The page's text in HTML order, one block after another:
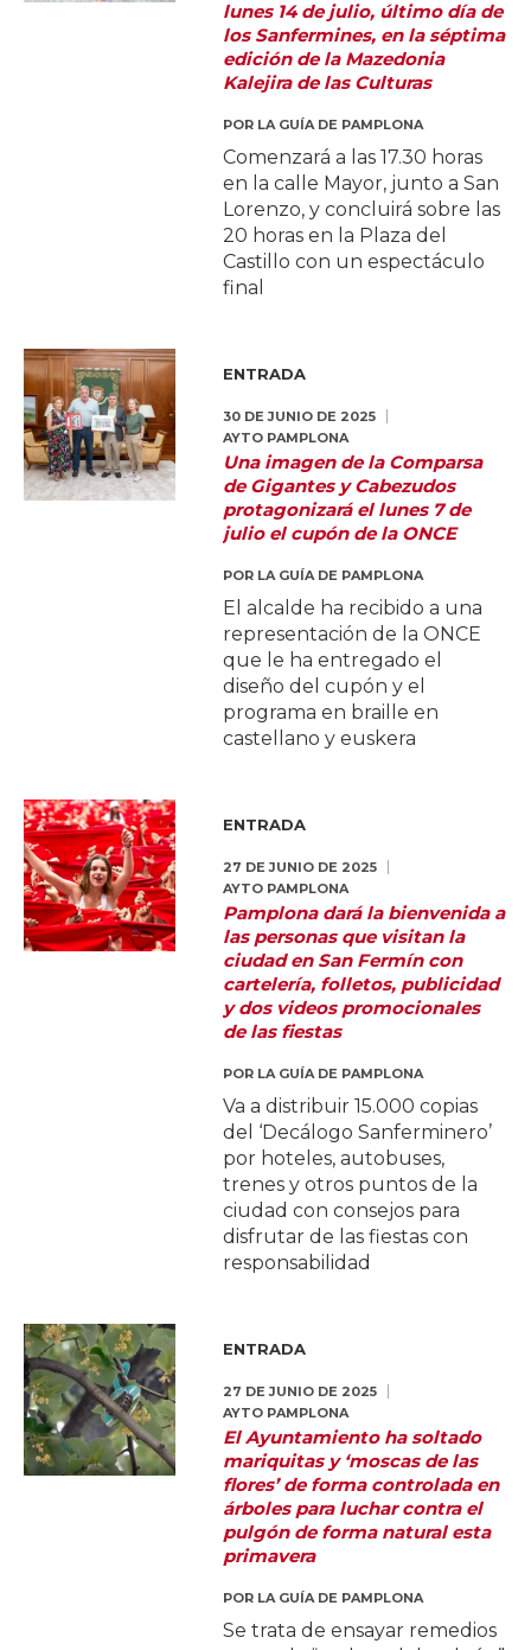
lunes 14 de julio, último día de
los Sanfermines, en la séptima
edición de la Mazedonia
Kalejira de las Culturas
POR LA GUÍA DE PAMPLONA
Comenzará a las 17.30 horas
en la calle Mayor, junto a San
Lorenzo, y concluirá sobre las
20 horas en la Plaza del
Castillo con un espectáculo
final
ENTRADA
30 DE JUNIO DE 2025
AYTO PAMPLONA
Una imagen de la Comparsa
de Gigantes y Cabezudos
protagonizará el lunes 7 de
julio el cupón de la ONCE
POR LA GUÍA DE PAMPLONA
El alcalde ha recibido a una
representación de la ONCE
que le ha entregado el
diseño del cupón y el
programa en braille en
castellano y euskera
ENTRADA
27 DE JUNIO DE 2025
AYTO PAMPLONA
Pamplona dará la bienvenida a
las personas que visitan la
ciudad en San Fermín con
cartelería, folletos, publicidad
y dos videos promocionales
de las fiestas
POR LA GUÍA DE PAMPLONA
Va a distribuir 15.000 copias
del ‘Decálogo Sanferminero’
por hoteles, autobuses,
trenes y otros puntos de la
ciudad con consejos para
disfrutar de las fiestas con
responsabilidad
ENTRADA
27 DE JUNIO DE 2025
AYTO PAMPLONA
El Ayuntamiento ha soltado
mariquitas y ‘moscas de las
flores’ de forma controlada en
árboles para luchar contra el
pulgón de forma natural esta
primavera
POR LA GUÍA DE PAMPLONA
Se trata de ensayar remedios